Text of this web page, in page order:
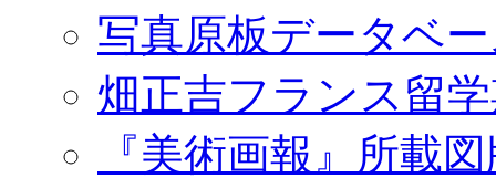
写真原板データベ
畑正吉フランス留
『美術画報』所載